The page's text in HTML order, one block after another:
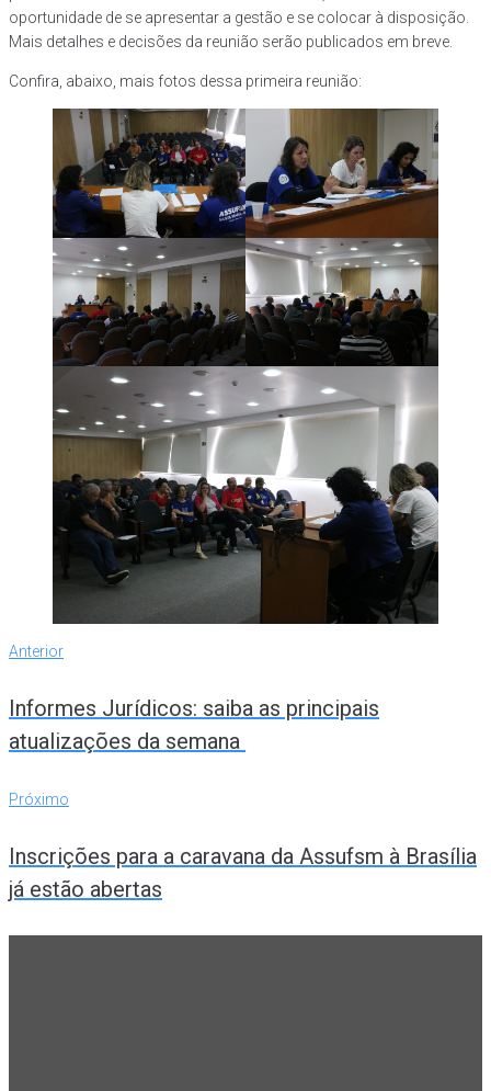
oportunidade de se apresentar a gestão e se colocar à disposição.
Mais detalhes e decisões da reunião serão publicados em breve.
Confira, abaixo, mais fotos dessa primeira reunião:
Navegação
de
Post
Anterior
Anterior
Informes Jurídicos: saiba as principais
atualizações da semana
Próximo
Próximo
Inscrições para a caravana da Assufsm à Brasília
já estão abertas